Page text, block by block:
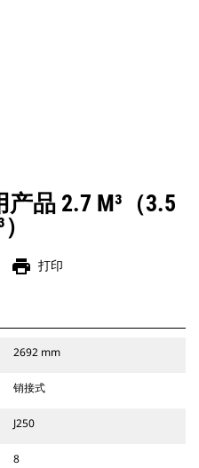
品 2.7 M³（3.5
print 打印
2692 mm
销接式
J250
8